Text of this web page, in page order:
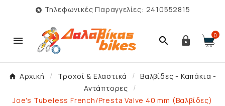
 Τηλεφωνικές Παραγγελίες: 2410552815
   0
Αρχική Τροχοί & Ελαστικά
Βαλβίδες - Καπάκια -
Αντάπτορες
Joe's Tubeless French/Presta Valve 40 mm (Bαλβίδες)